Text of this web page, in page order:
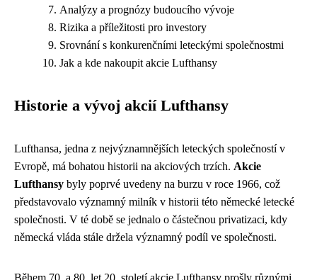
Analýzy a prognózy budoucího vývoje
Rizika a příležitosti pro investory
Srovnání s konkurenčními leteckými společnostmi
Jak a kde nakoupit akcie Lufthansy
Historie a vývoj akcií Lufthansy
Lufthansa, jedna z nejvýznamnějších leteckých společností v
Evropě, má bohatou historii na akciových trzích. Akcie
Lufthansy byly poprvé uvedeny na burzu v roce 1966, což
představovalo významný milník v historii této německé letecké
společnosti. V té době se jednalo o částečnou privatizaci, kdy
německá vláda stále držela významný podíl ve společnosti.
Během 70. a 80. let 20. století akcie Lufthansy prošly různými